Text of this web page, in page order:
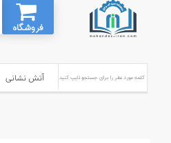
فروشگاه